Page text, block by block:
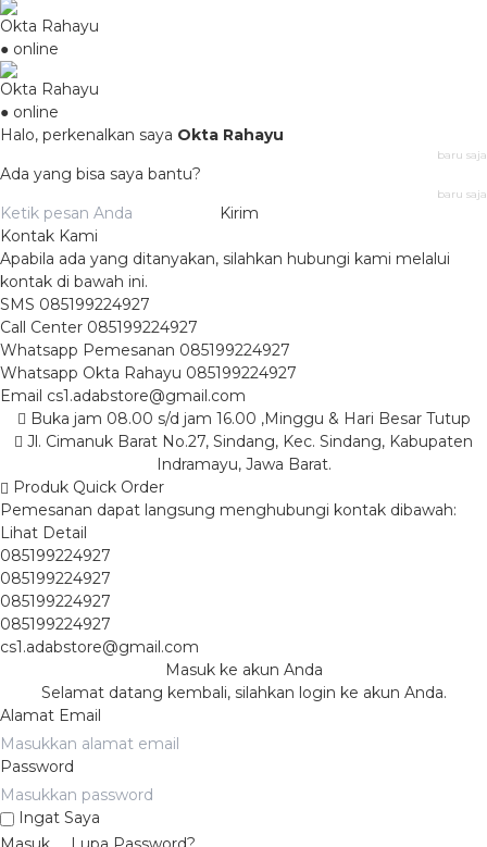
Okta Rahayu
● online
Okta Rahayu
● online
Halo, perkenalkan saya Okta Rahayu
baru saja
Ada yang bisa saya bantu?
baru saja
Kirim
Kontak Kami
Apabila ada yang ditanyakan, silahkan hubungi kami melalui
kontak di bawah ini.
SMS 085199224927
Call Center 085199224927
Whatsapp Pemesanan 085199224927
Whatsapp Okta Rahayu 085199224927
Email cs1.adabstore@gmail.com
Buka jam 08.00 s/d jam 16.00 ,Minggu & Hari Besar Tutup
Jl. Cimanuk Barat No.27, Sindang, Kec. Sindang, Kabupaten
Indramayu, Jawa Barat.
Produk Quick Order
Pemesanan dapat langsung menghubungi kontak dibawah:
Lihat Detail
085199224927
085199224927
085199224927
085199224927
cs1.adabstore@gmail.com
Masuk ke akun Anda
Selamat datang kembali, silahkan login ke akun Anda.
Alamat Email
Password
Ingat Saya